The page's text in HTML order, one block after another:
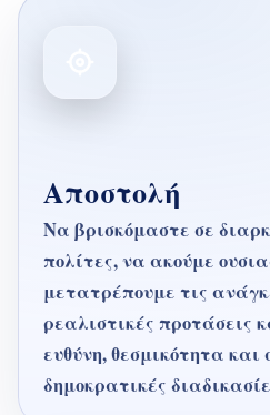
Αποστολή
Να βρισκόμαστε σε
πολίτες, να ακούμε
μετατρέπουμε τις
ρεαλιστικές προτάσεις
ευθύνη, θεσμικότητα και
δημοκρατικές